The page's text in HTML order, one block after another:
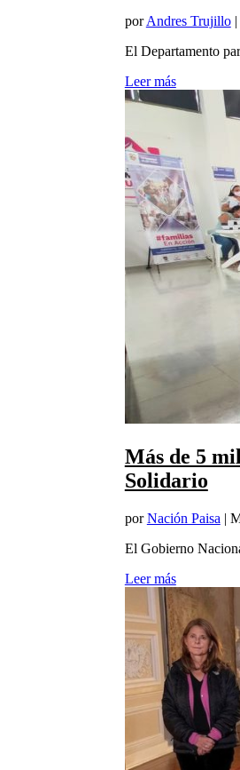
porAndres Trujillo|
El Departamento
Leer más
Más de 5
Solidario
porNación Paisa |
El Gobierno
Leer más